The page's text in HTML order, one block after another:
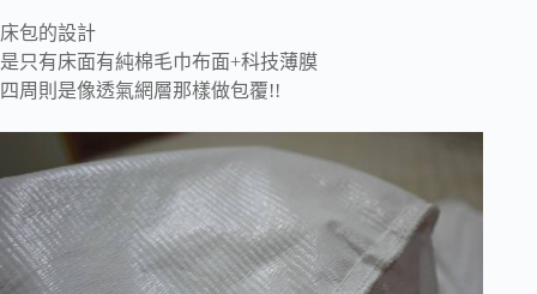
床包的設計
是只有床面有純棉毛巾布面+科技薄膜
四周則是像透氣網層那樣做包覆!!